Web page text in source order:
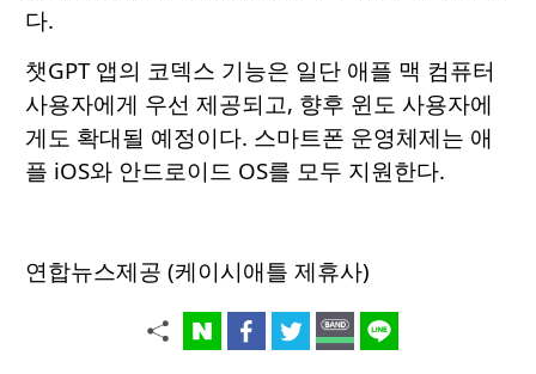
다.
챗GPT 앱의 코덱스 기능은 일단 애플 맥 컴퓨터
사용자에게 우선 제공되고, 향후 윈도 사용자에
게도 확대될 예정이다. 스마트폰 운영체제는 애
플 iOS와 안드로이드 OS를 모두 지원한다.
연합뉴스제공 (케이시애틀 제휴사)